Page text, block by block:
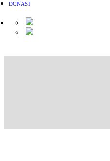
DONASI